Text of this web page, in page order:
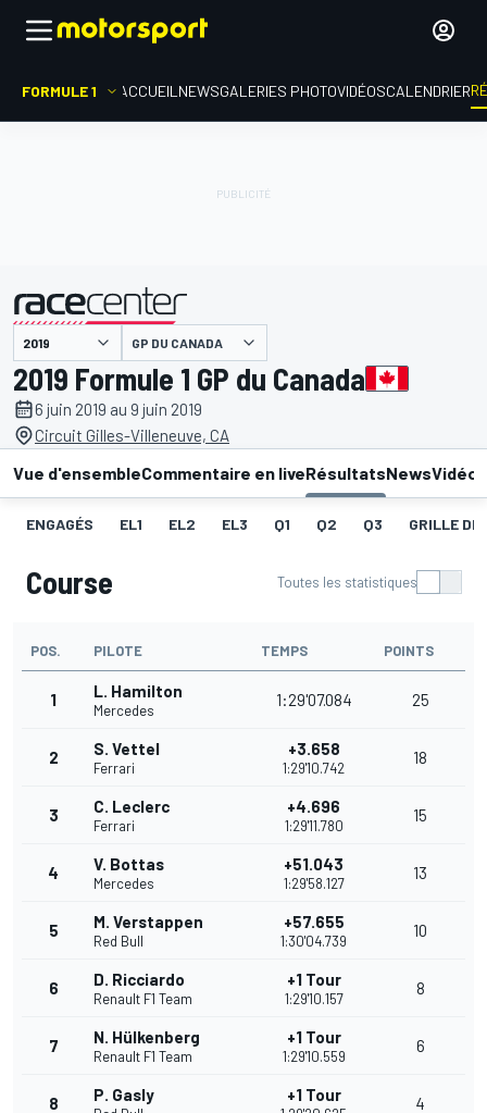
FORMULE 1 ACCUEIL NEWSGALERIES PHOTOVIDÉOSCALENDRIER
présenté par GP DU CANADA
2019 Formule 1 GP du Canada
6 juin 2019 au 9 juin 2019
Circuit Gilles-Villeneuve, CA
Vue d'ensembleCommentaire en liveRésultatsNewsVidéos
ENGAGÉS EL1 EL2 EL3 Q1 Q2 Q3 GRILLE DE
Course Toutes les statistiques
POS. PILOTE TEMPS POINTS
1 L. Hamilton
Mercedes
1:29'07.084 25
2 S. Vettel
Ferrari
+3.658
1:29'10.742
18
3 C. Leclerc
Ferrari
+4.696
1:29'11.780
15
4 V. Bottas
Mercedes
+51.043
1:29'58.127
13
5 M. Verstappen
Red Bull
+57.655
1:30'04.739
10
6 D. Ricciardo
Renault F1 Team
+1 Tour
1:29'10.157
8
7 N. Hülkenberg
Renault F1 Team
+1 Tour
1:29'10.559
6
8 P. Gasly +1 Tour 4